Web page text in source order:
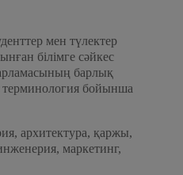
мен түлектер
білімге сәйкес
барлық
терминология бойынша
архитектура, қаржы,
маркетинг,